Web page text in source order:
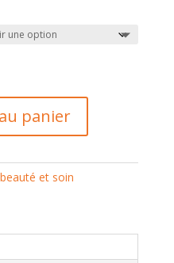
panier
et soin